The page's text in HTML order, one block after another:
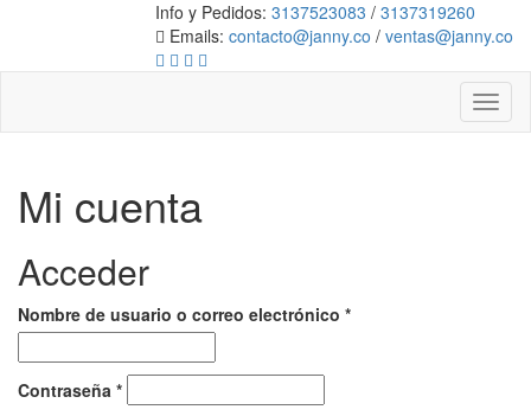
Info y Pedidos: 3137523083 / 3137319260
Emails: contacto@janny.co / ventas@janny.co
Mi cuenta
Acceder
Nombre de usuario o correo electrónico *Obligatorio
Contraseña *Obligatorio